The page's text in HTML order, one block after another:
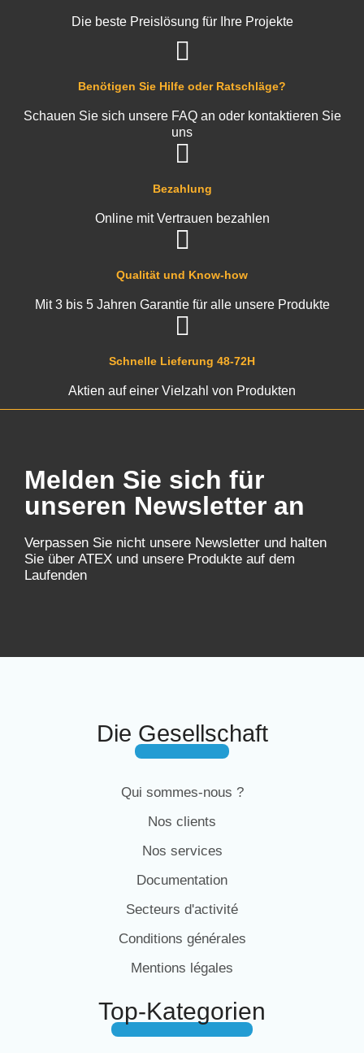
Schnelle Lieferung 48-72H
Aktien auf einer Vielzahl von Produkten
Qualität und Know-how
Mit 3 bis 5 Jahren Garantie für alle unsere Produkte
Bezahlung
Online mit Vertrauen bezahlen
Benötigen Sie Hilfe oder Ratschläge?
Schauen Sie sich unsere FAQ an oder kontaktieren Sie
uns
Die beste Preislösung für Ihre Projekte
Melden Sie sich für
unseren Newsletter an
Verpassen Sie nicht unsere Newsletter und halten
Sie über ATEX und unsere Produkte auf dem
Laufenden
Die Gesellschaft
Qui sommes-nous ?
Nos clients
Nos services
Documentation
Secteurs d'activité
Conditions générales
Mentions légales
Top-Kategorien